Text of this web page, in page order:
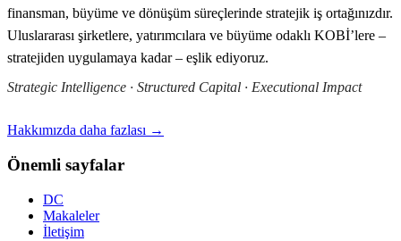
finansman, büyüme ve dönüşüm süreçlerinde stratejik iş ortağınızdır.
Uluslararası şirketlere, yatırımcılara ve büyüme odaklı KOBİ’lere –
stratejiden uygulamaya kadar – eşlik ediyoruz.
Strategic Intelligence · Structured Capital · Executional Impact
Hakkımızda daha fazlası →
Önemli sayfalar
DC
Makaleler
İletişim